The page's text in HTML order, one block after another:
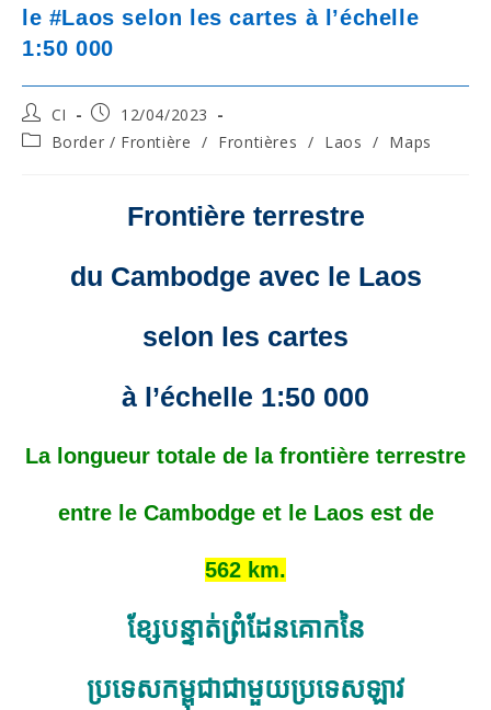
le #Laos selon les cartes à l’échelle
1:50 000
Post
author:
CI
Post
published:
12/04/2023
PostBorder / Frontière / Frontières / Laos / Maps
Frontière terrestre
du Cambodge avec le Laos
selon les cartes
à l’échelle 1:50 000
La longueur totale de la frontière terrestre
entre le Cambodge et le Laos est de
562 km.
ខ្សែបន្ទាត់ព្រំដែនគោកនៃ
ប្រទេសកម្ពុជាជាមួយប្រទេសឡាវ